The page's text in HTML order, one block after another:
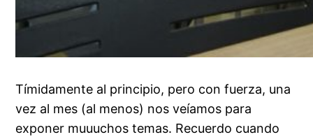
Tímidamente al principio, pero con fuerza, una
vez al mes (al menos) nos veíamos para
exponer muuuchos temas. Recuerdo cuando